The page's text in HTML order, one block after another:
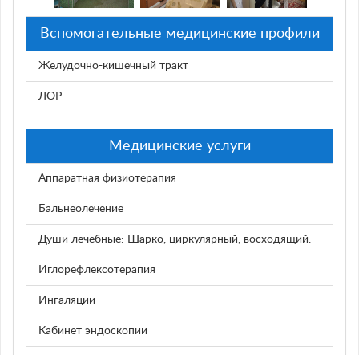
Вспомогательные медицинские профили
Желудочно-кишечный тракт
ЛОР
Медицинские услуги
Аппаратная физиотерапия
Бальнеолечение
Души лечебные: Шарко, циркулярный, восходящий.
Иглорефлексотерапия
Ингаляции
Кабинет эндоскопии